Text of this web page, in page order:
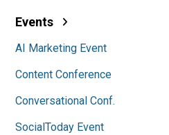
Events
AI Marketing Event
Content Conference
Conversational Conf.
SocialToday Event